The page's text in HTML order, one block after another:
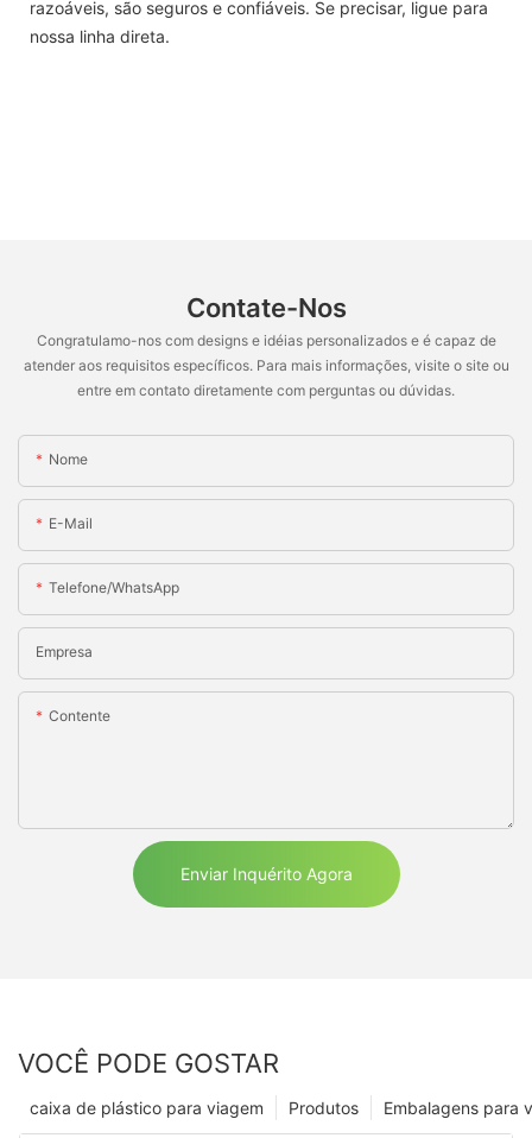
razoáveis, são seguros e confiáveis. Se precisar, ligue para
nossa linha direta.
Contate-Nos
Congratulamo-nos com designs e idéias personalizados e é capaz de
atender aos requisitos específicos. Para mais informações, visite o site ou
entre em contato diretamente com perguntas ou dúvidas.
Nome
E-Mail
Telefone/WhatsApp
Empresa
Contente
Enviar Inquérito Agora
VOCÊ PODE GOSTAR
Embalagens para
Produtos
caixa de plástico para viagem